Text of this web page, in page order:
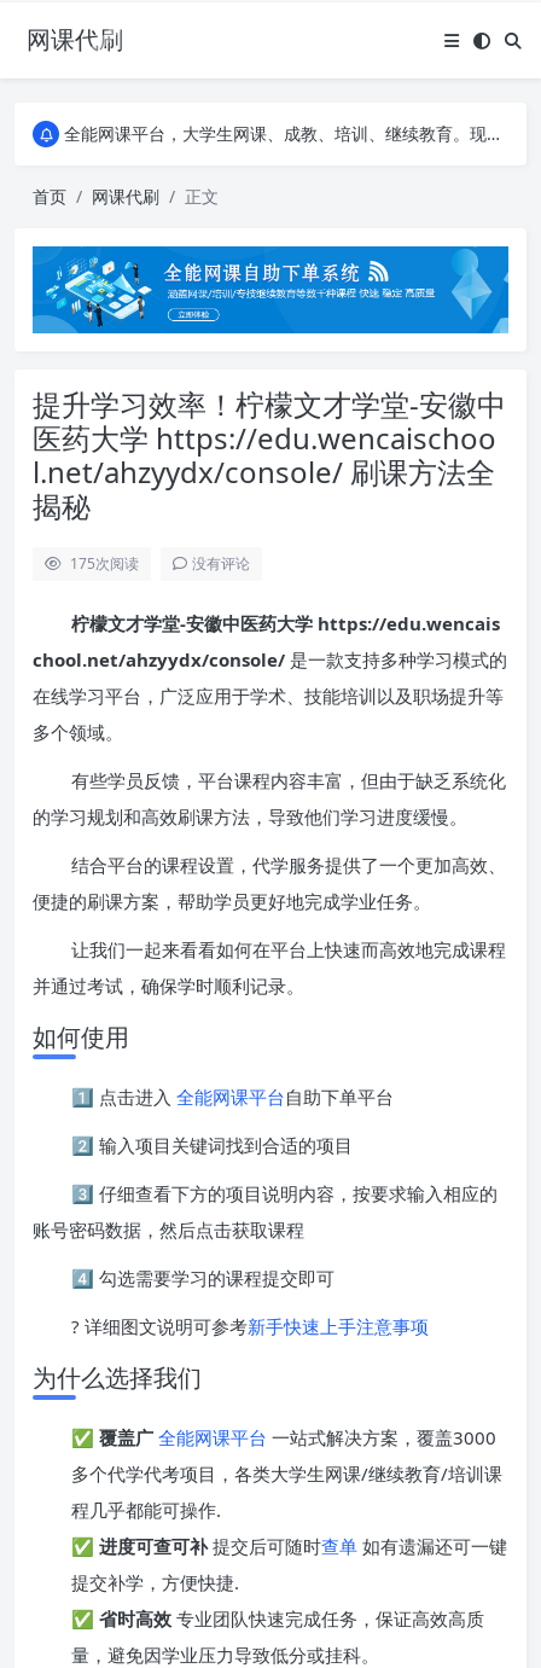
网课代刷
AI论文写作平台，根据真实文献内容生成论文
全能网课平台，大学生网课、成教、培训、继续教育。现已接入代刷代考项目3000+
全能网课平台，大学生网课、成教、培训、继续教育。现已接入代刷代考项目3000+
首页 网课代刷 正文
提升学习效率！柠檬文才学堂-安徽中
医药大学 https://edu.wencaischoo
l.net/ahzyydx/console/ 刷课方法全
揭秘
175次阅读 没有评论
柠檬文才学堂-安徽中医药大学 https://edu.wencais
chool.net/ahzyydx/console/ 是一款支持多种学习模式的
在线学习平台，广泛应用于学术、技能培训以及职场提升等
多个领域。
有些学员反馈，平台课程内容丰富，但由于缺乏系统化
的学习规划和高效刷课方法，导致他们学习进度缓慢。
结合平台的课程设置，代学服务提供了一个更加高效、
便捷的刷课方案，帮助学员更好地完成学业任务。
让我们一起来看看如何在平台上快速而高效地完成课程
并通过考试，确保学时顺利记录。
如何使用
1️⃣ 点击进入 全能网课平台自助下单平台
2️⃣ 输入项目关键词找到合适的项目
3️⃣ 仔细查看下方的项目说明内容，按要求输入相应的
账号密码数据，然后点击获取课程
4️⃣ 勾选需要学习的课程提交即可
? 详细图文说明可参考新手快速上手注意事项
为什么选择我们
✅ 覆盖广 全能网课平台 一站式解决方案，覆盖3000
多个代学代考项目，各类大学生网课/继续教育/培训课
程几乎都能可操作.
✅ 进度可查可补提交后可随时查单 如有遗漏还可一键
提交补学，方便快捷.
✅ 省时高效 专业团队快速完成任务，保证高效高质
量，避免因学业压力导致低分或挂科。